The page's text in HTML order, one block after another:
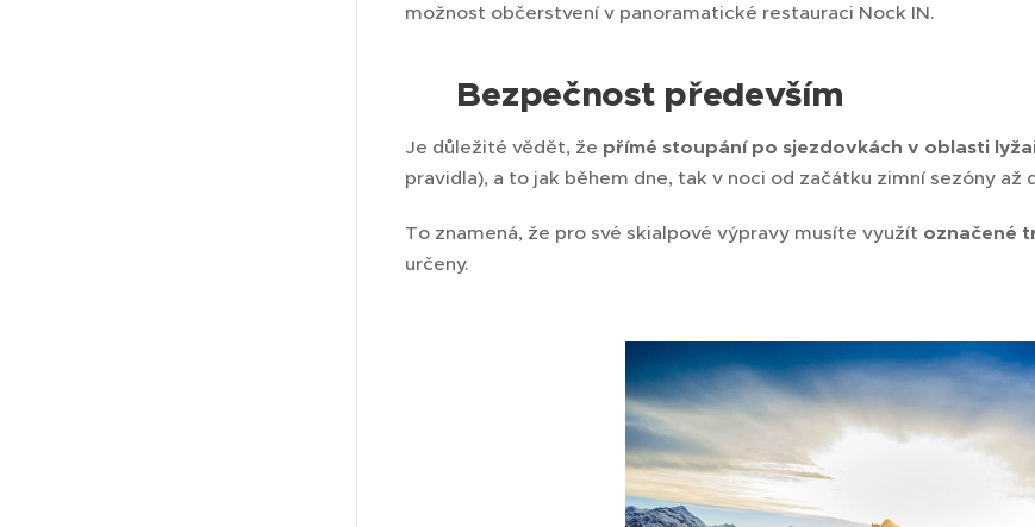
možnost občerstvení v panoramatické restauraci Nock IN.
Bezpečnost především
Je důležité vědět, že přímé stoupání po sjezdovkách v oblasti
pravidla), a to jak během dne, tak v noci od začátku zimní sezóny až
To znamená, že pro své skialpové výpravy musíte využít označené
určeny.